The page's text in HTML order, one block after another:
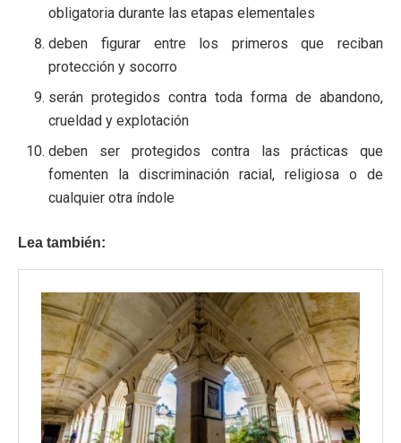
obligatoria durante las etapas elementales
deben figurar entre los primeros que reciban
protección y socorro
serán protegidos contra toda forma de abandono,
crueldad y explotación
deben ser protegidos contra las prácticas que
fomenten la discriminación racial, religiosa o de
cualquier otra índole
Lea también: